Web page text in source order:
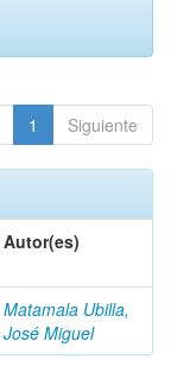
1 Siguiente
Autor(es)
Matamala Ubilla,
José Miguel